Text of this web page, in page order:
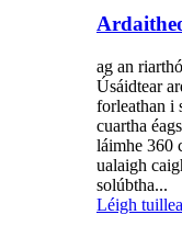
ag an
Úsáidtear
forleathan i
cuartha
láimhe 360
ualaigh
solúbtha...
Léigh